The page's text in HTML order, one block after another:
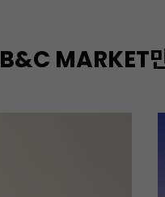
B&C MARKET